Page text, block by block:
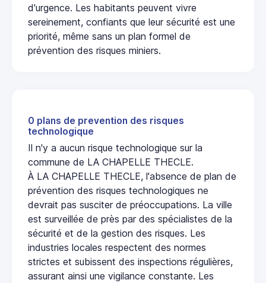
d'urgence. Les habitants peuvent vivre
sereinement, confiants que leur sécurité est une
priorité, même sans un plan formel de
prévention des risques miniers.
0 plans de prevention des risques
technologique
Il n'y a aucun risque technologique sur la
commune de LA CHAPELLE THECLE.
À LA CHAPELLE THECLE, l'absence de plan de
prévention des risques technologiques ne
devrait pas susciter de préoccupations. La ville
est surveillée de près par des spécialistes de la
sécurité et de la gestion des risques. Les
industries locales respectent des normes
strictes et subissent des inspections régulières,
assurant ainsi une vigilance constante. Les